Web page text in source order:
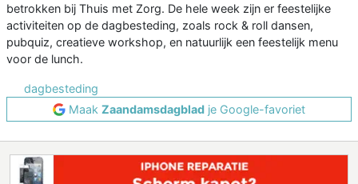
betrokken bij Thuis met Zorg. De hele week zijn er feestelijke
activiteiten op de dagbesteding, zoals rock & roll dansen,
pubquiz, creatieve workshop, en natuurlijk een feestelijk menu
voor de lunch.
dagbesteding
Maak Zaandamsdagblad je Google-favoriet